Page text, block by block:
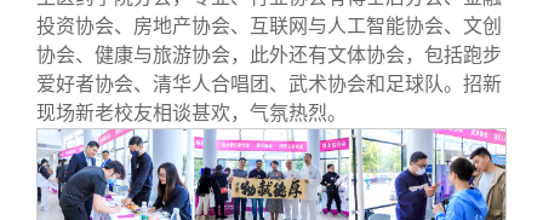
投资协会、房地产协会、互联网与人工智能协会、文创
协会、健康与旅游协会，此外还有文体协会，包括跑步
爱好者协会、清华人合唱团、武术协会和足球队。招新
现场新老校友相谈甚欢，气氛热烈。